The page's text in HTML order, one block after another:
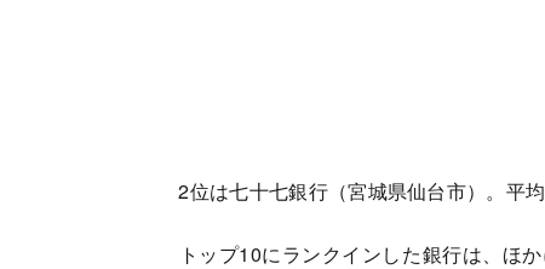
2位は七十七銀行（宮城県仙台市）。平
トップ10にランクインした銀行は、ほ